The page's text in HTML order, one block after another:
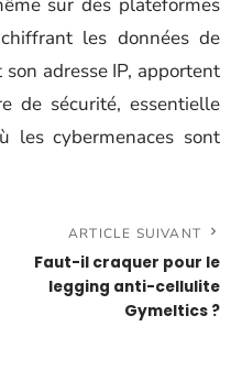
les données de
adresse IP, apportent
de sécurité, essentielle
les cybermenaces sont
ARTICLE SUIVANT
Faut-il craquer pour le
legging anti-cellulite
Gymeltics ?